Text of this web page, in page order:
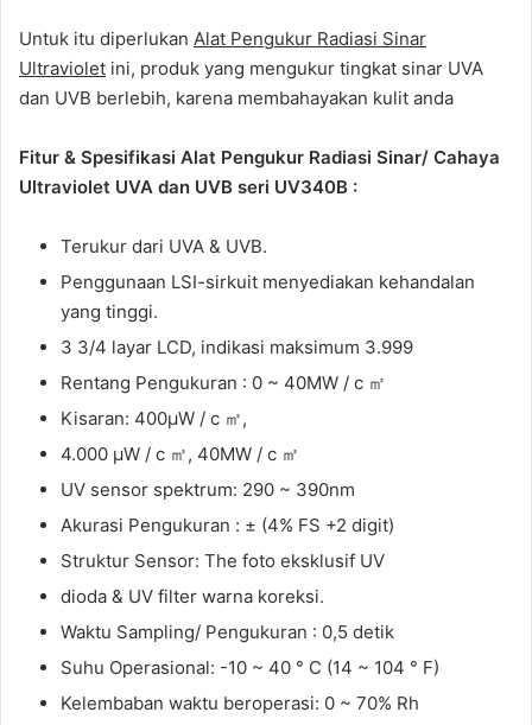
Untuk itu diperlukan Alat Pengukur Radiasi Sinar
Ultraviolet ini, produk yang mengukur tingkat sinar UVA
dan UVB berlebih, karena membahayakan kulit anda
Fitur & Spesifikasi Alat Pengukur Radiasi Sinar/ Cahaya
Ultraviolet UVA dan UVB seri UV340B :
Terukur dari UVA & UVB.
Penggunaan LSI-sirkuit menyediakan kehandalan
yang tinggi.
3 3/4 layar LCD, indikasi maksimum 3.999
Rentang Pengukuran : 0 ~ 40MW / c ㎡
Kisaran: 400μW / c ㎡,
4.000 μW / c ㎡, 40MW / c ㎡
UV sensor spektrum: 290 ~ 390nm
Akurasi Pengukuran : ± (4% FS +2 digit)
Struktur Sensor: The foto eksklusif UV
dioda & UV filter warna koreksi.
Waktu Sampling/ Pengukuran : 0,5 detik
Suhu Operasional: -10 ~ 40 ° C (14 ~ 104 ° F)
Kelembaban waktu beroperasi: 0 ~ 70% Rh